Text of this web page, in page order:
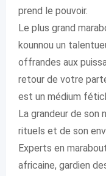
prend le pouvoir.
Le plus grand
kounnou un
offrandes aux
retour de votre
est un médium
La grandeur de son
rituels et de son
Experts en
africaine, gardien